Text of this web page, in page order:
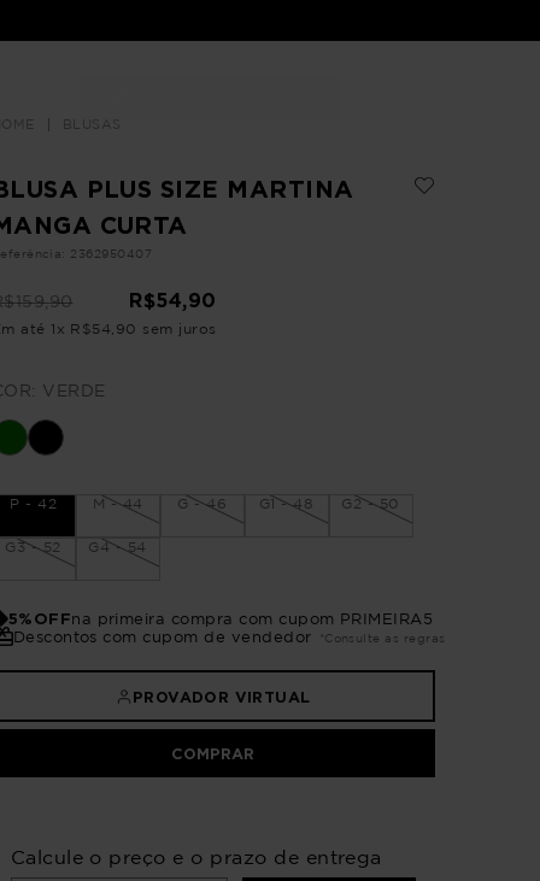
BLUSAS
PLUS SIZE MARTINA
CURTA
: 2362950407
159,90 R$54,90
até 1 x R$54 90 sem juros
VERDE
P - 42 M - 44 G - 46 G1 - 48 G2 - 50
G3 - 52 G4 - 54
5%OFFna primeira compra com cupom PRIMEIRA5
Descontos com cupom de vendedor
*Consulte as regras
PROVADOR VIRTUAL
COMPRAR
Calcule o preço e o prazo de entrega